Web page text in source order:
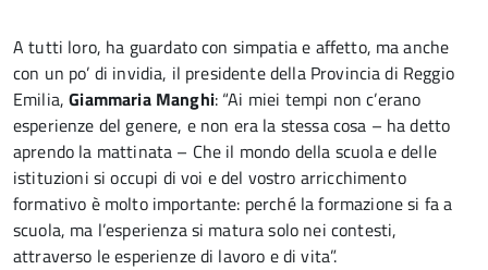
A tutti loro, ha guardato con simpatia e affetto, ma anche
con un po’ di invidia, il presidente della Provincia di Reggio
Emilia,Giammaria Manghi: “Ai miei tempi non c’erano
esperienze del genere, e non era la stessa cosa – ha detto
aprendo la mattinata – Che il mondo della scuola e delle
istituzioni si occupi di voi e del vostro arricchimento
formativo è molto importante: perché la formazione si fa a
scuola, ma l’esperienza si matura solo nei contesti,
attraverso le esperienze di lavoro e di vita”.